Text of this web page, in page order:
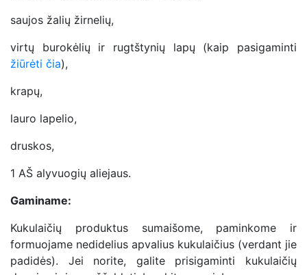
saujos žalių žirnelių,
virtų burokėlių ir rugtštynių lapų (kaip pasigaminti
žiūrėti čia),
krapų,
lauro lapelio,
druskos,
1 AŠ alyvuogių aliejaus.
Gaminame:
Kukulaičių produktus sumaišome, paminkome ir
formuojame nedidelius apvalius kukulaičius (verdant jie
padidės). Jei norite, galite prisigaminti kukulaičių